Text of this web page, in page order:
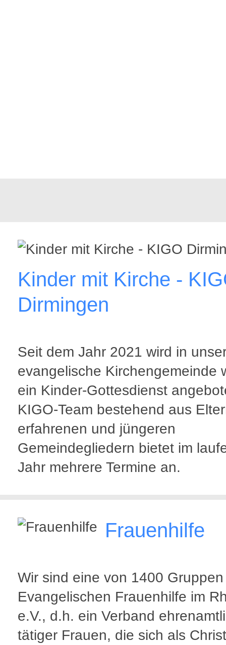
Kinder mit Kirche -
Dirmingen
Seit dem Jahr 2021 wird in
evangelische Kirchengemeinde
ein Kinder-Gottesdienst
KIGO-Team bestehend aus
erfahrenen und jüngeren
Gemeindegliedern bietet im
Jahr mehrere Termine an.
Frauenhilfe
Wir sind eine von 1400
Evangelischen Frauenhilfe im
e.V., d.h. ein Verband
tätiger Frauen, die sich als